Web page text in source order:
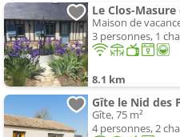
Le Clos-
Maison de
3 personnes, 1
8.1 km
Gîte le Nid des
Gîte, 75 m²
4 personnes, 2